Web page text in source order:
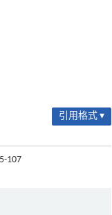
引用格式 ▾
107